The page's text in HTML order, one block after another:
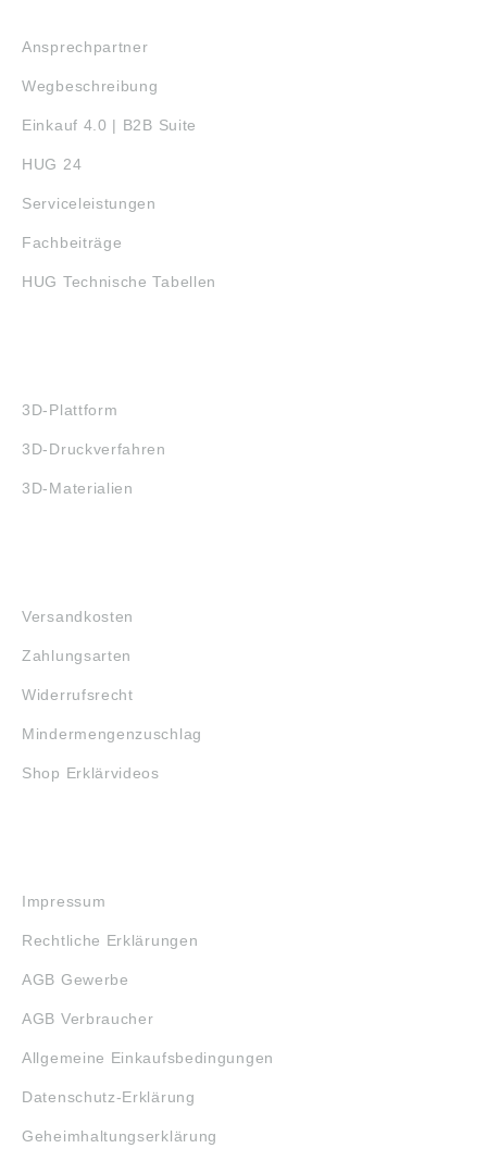
Ansprechpartner
Wegbeschreibung
Einkauf 4.0 | B2B Suite
HUG 24
Serviceleistungen
Fachbeiträge
HUG Technische Tabellen
3D-Plattform
3D-Druckverfahren
3D-Materialien
Versandkosten
Zahlungsarten
Widerrufsrecht
Mindermengenzuschlag
Shop Erklärvideos
Impressum
Rechtliche Erklärungen
AGB Gewerbe
AGB Verbraucher
Allgemeine Einkaufsbedingungen
Datenschutz-Erklärung
Geheimhaltungserklärung